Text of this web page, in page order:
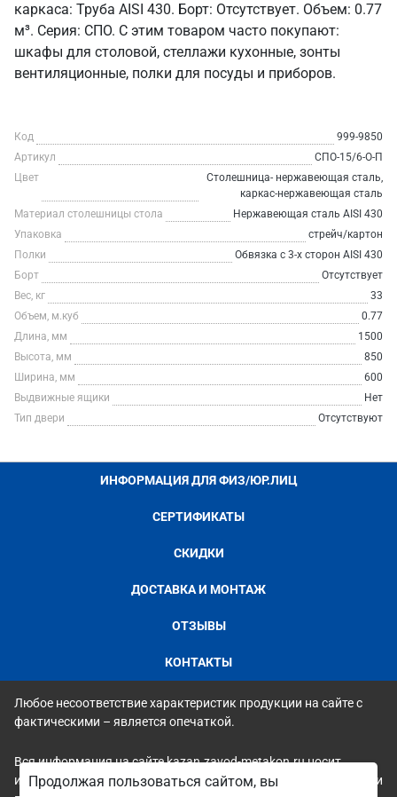
каркаса: Труба AISI 430. Борт: Отсутствует. Объем: 0.77
м³. Серия: СПО. С этим товаром часто покупают:
шкафы для столовой, стеллажи кухонные, зонты
вентиляционные, полки для посуды и приборов.
Код
999-9850
Артикул
СПО-15/6-О-П
Цвет
Столешница- нержавеющая сталь,
каркас-нержавеющая сталь
Материал столешницы стола
Нержавеющая сталь AISI 430
Упаковка
стрейч/картон
Полки
Обвязка с 3-х сторон AISI 430
Борт
Отсутствует
Вес, кг
33
Объем, м.куб
0.77
Длина, мм
1500
Высота, мм
850
Ширина, мм
600
Выдвижные ящики
Нет
Тип двери
Отсутствуют
ИНФОРМАЦИЯ ДЛЯ ФИЗ/ЮР.ЛИЦ
СЕРТИФИКАТЫ
СКИДКИ
ДОСТАВКА И МОНТАЖ
ОТЗЫВЫ
КОНТАКТЫ
Любое несоответствие характеристик продукции на сайте с
фактическими – является опечаткой.
Вся информация на сайте kazan.zavod-metakon.ru носит
исключительно ознакомительный и справочный характер и ни
Продолжая пользоваться сайтом, вы